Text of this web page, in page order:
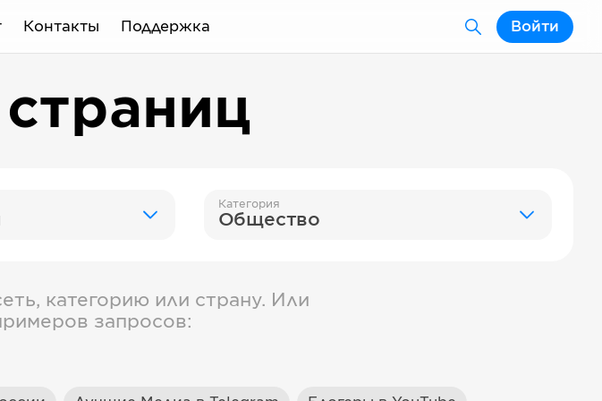
Контакты Поддержка Войти
Категория
Общество
категорию или страну. Или
запросов: